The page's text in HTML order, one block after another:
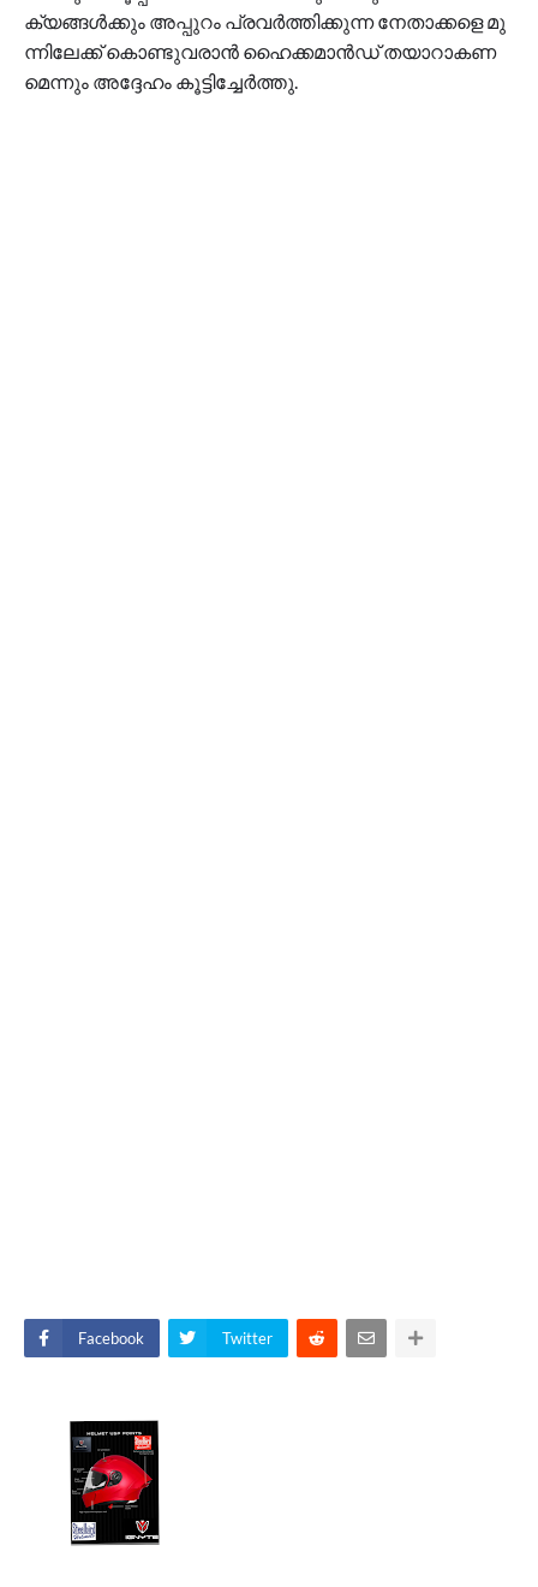
ക്യ​ങ്ങ​ൾ​ക്കും അ​പ്പു​റം പ്ര​വ​ർ​ത്തി​ക്കു​ന്ന നേ​താ​ക്ക​ളെ മു​
ന്നി​ലേ​ക്ക് കൊ​ണ്ടു​വ​രാ​ൻ ഹൈ​ക്ക​മാ​ൻ​ഡ് ത​യാ​റാ​ക​ണ​
മെ​ന്നും അ​ദ്ദേ​ഹം കൂ​ട്ടി​ച്ചേ​ർ​ത്തു.
Facebook Twitter